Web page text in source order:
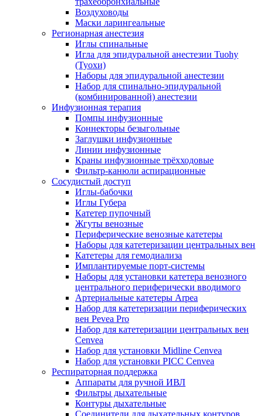
Воздуховоды
Маски ларингеальные
Регионарная анестезия
Иглы спинальные
Игла для эпидуральной анестезии Tuohy
(Туохи)
Наборы для эпидуральной анестезии
Набор для спинально-эпидуральной
(комбинированной) анестезии
Инфузионная терапия
Помпы инфузионные
Коннекторы безыгольные
Заглушки инфузионные
Линии инфузионные
Краны инфузионные трёхходовые
Фильтр-канюли аспирационные
Сосудистый доступ
Иглы-бабочки
Иглы Губера
Катетер пупочный
Жгуты венозные
Периферические венозные катетеры
Наборы для катетеризации центральных вен
Катетеры для гемодиализа
Имплантируемые порт‑системы
Наборы для установки катетера венозного
центрального периферически вводимого
Артериальные катетеры Arpea
Набор для катетеризации периферических
вен Pevea Pro
Набор для катетеризации центральных вен
Cenvea
Набор для установки Midline Cenvea
Набор для установки PICC Cenvea
Респираторная поддержка
Аппараты для ручной ИВЛ
Фильтры дыхательные
Контуры дыхательные
Соединители для дыхательных контуров